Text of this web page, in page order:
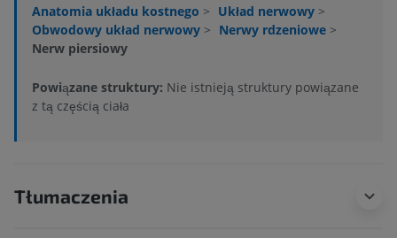
Anatomia układu kostnego > Układ nerwowy >
Obwodowy układ nerwowy > Nerwy rdzeniowe >
Nerw piersiowy
Powiązane struktury: Nie istnieją struktury powiązane
z tą częścią ciała
Tłumaczenia